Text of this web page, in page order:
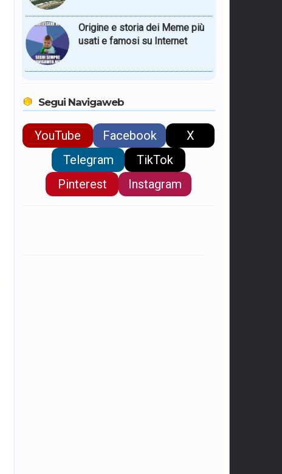
Origine e storia dei Meme più
usati e famosi su Internet
Segui Navigaweb
YouTube Facebook
X
Telegram
TikTok
Pinterest
Instagram